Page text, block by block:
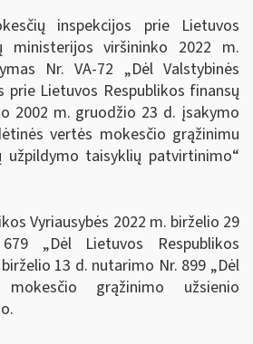
inspekcijos prie Lietuvos
ministerijos viršininko 2022 m.
Nr. VA-72 „Dėl Valstybinės
prie Lietuvos Respublikos finansų
2002 m. gruodžio 23 d. įsakymo
vertės mokesčio grąžinimu
taisyklių patvirtinimo“
Vyriausybės 2022 m. birželio 29
„Dėl Lietuvos Respublikos
13 d. nutarimo Nr. 899 „Dėl
grąžinimo užsienio